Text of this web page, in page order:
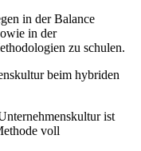
in der Balance
in der
zu schulen.
beim hybriden
ist
voll